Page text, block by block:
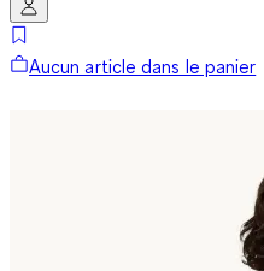
Aucun article dans le panier